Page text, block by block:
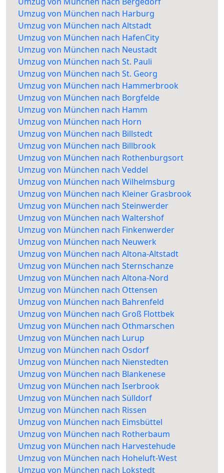
Umzug von München nach Harburg
Umzug von München nach Altstadt
Umzug von München nach HafenCity
Umzug von München nach Neustadt
Umzug von München nach St. Pauli
Umzug von München nach St. Georg
Umzug von München nach Hammerbrook
Umzug von München nach Borgfelde
Umzug von München nach Hamm
Umzug von München nach Horn
Umzug von München nach Billstedt
Umzug von München nach Billbrook
Umzug von München nach Rothenburgsort
Umzug von München nach Veddel
Umzug von München nach Wilhelmsburg
Umzug von München nach Kleiner Grasbrook
Umzug von München nach Steinwerder
Umzug von München nach Waltershof
Umzug von München nach Finkenwerder
Umzug von München nach Neuwerk
Umzug von München nach Altona-Altstadt
Umzug von München nach Sternschanze
Umzug von München nach Altona-Nord
Umzug von München nach Ottensen
Umzug von München nach Bahrenfeld
Umzug von München nach Groß Flottbek
Umzug von München nach Othmarschen
Umzug von München nach Lurup
Umzug von München nach Osdorf
Umzug von München nach Nienstedten
Umzug von München nach Blankenese
Umzug von München nach Iserbrook
Umzug von München nach Sülldorf
Umzug von München nach Rissen
Umzug von München nach Eimsbüttel
Umzug von München nach Rotherbaum
Umzug von München nach Harvestehude
Umzug von München nach Hoheluft-West
Umzug von München nach Lokstedt